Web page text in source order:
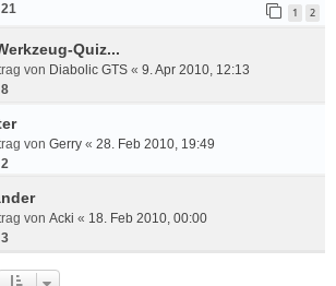
21 1 2
Quiz...
von Diabolic GTS « 9. Apr 2010, 12:13
8
von Gerry « 28. Feb 2010, 19:49
2
von Acki « 18. Feb 2010, 00:00
3